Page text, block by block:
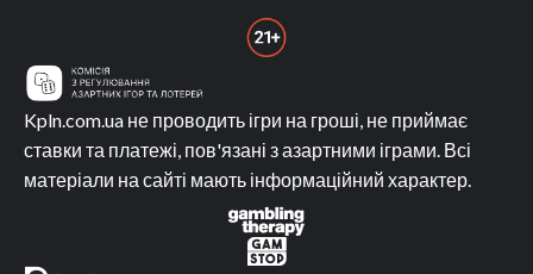
Kpln.com.ua не проводить ігри на гроші, не приймає
ставки та платежі, пов'язані з азартними іграми. Всі
матеріали на сайті мають інформаційний характер.